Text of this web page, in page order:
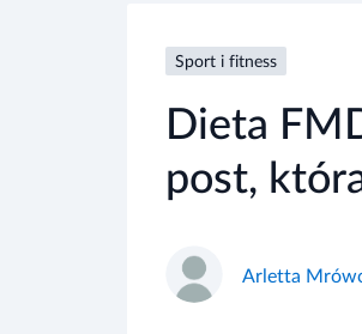
Sport i fitness
Dieta
post,
Arletta